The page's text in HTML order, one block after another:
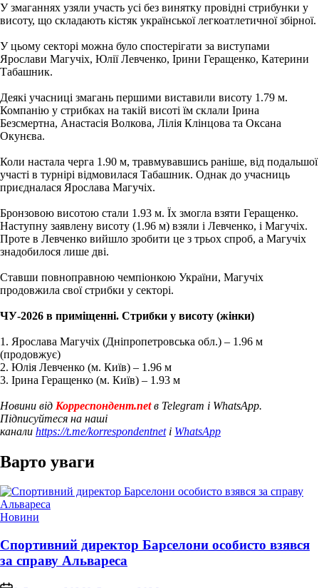
У змаганнях узяли участь усі без винятку провідні стрибунки у
висоту, що складають кістяк української легкоатлетичної збірної.
У цьому секторі можна було спостерігати за виступами
Ярослави Магучіх, Юлії Левченко, Ірини Геращенко, Катерини
Табашник.
Деякі учасниці змагань першими виставили висоту 1.79 м.
Компанію у стрибках на такій висоті їм склали Ірина
Безсмертна, Анастасія Волкова, Лілія Клінцова та Оксана
Окунєва.
Коли настала черга 1.90 м, травмувавшись раніше, від подальшої
участі в турнірі відмовилася Табашник. Однак до учасниць
приєдналася Ярослава Магучіх.
Бронзовою висотою стали 1.93 м. Їх змогла взяти Геращенко.
Наступну заявлену висоту (1.96 м) взяли і Левченко, і Магучіх.
Проте в Левченко вийшло зробити це з трьох спроб, а Магучіх
знадобилося лише дві.
Ставши повноправною чемпіонкою України, Магучіх
продовжила свої стрибки у секторі.
ЧУ-2026 в приміщенні. Стрибки у висоту (жінки)
1. Ярослава Магучіх (Дніпропетровська обл.) – 1.96 м
(продовжує)
2. Юлія Левченко (м. Київ) – 1.96 м
3. Ірина Геращенко (м. Київ) – 1.93 м
Новини від Корреспондент.netв Telegram і WhatsApp.
Підписуйтеся на наші
канали https://t.me/korrespondentnetі WhatsApp
Варто уваги
Опублікувати
Новини
Спортивний директор Барселони особисто взявся
за справу Альвареса